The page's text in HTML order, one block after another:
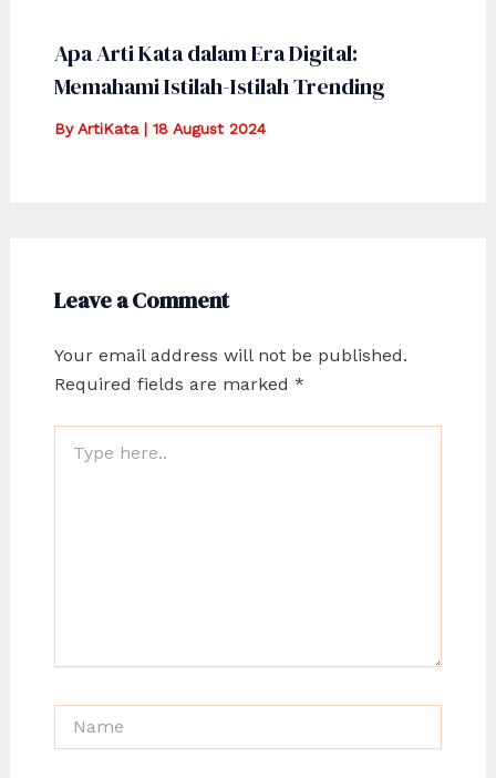
Apa Arti Kata dalam Era Digital:
Memahami Istilah-Istilah Trending
ByArtiKata | 18 August 2024
Leave a Comment
Your email address will not be published.
Required fields are marked *
here..